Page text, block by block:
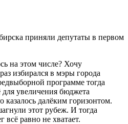
приняли депутаты в первом
на этом числе? Хочу
избирался в мэры города
программе тогда
для увеличения бюджета
казалось далёким горизонтом.
этот рубеж. И тогда
всё равно не хватает.